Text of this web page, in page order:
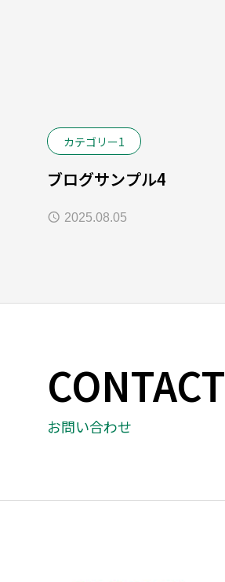
カテゴリー1
ブログサンプル4
2025.08.05
CONTACT
お問い合わせ